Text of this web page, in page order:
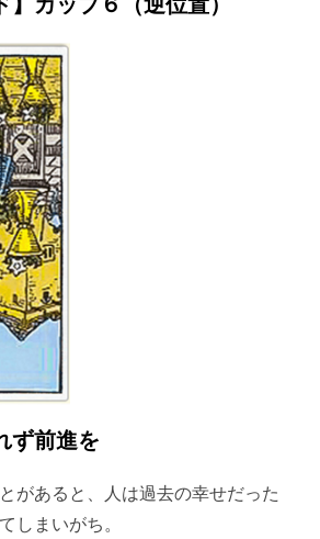
ず前進を
があると、人は過去の幸せだった
しまいがち。